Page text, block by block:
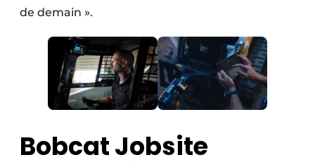
de demain ».
Bobcat Jobsite